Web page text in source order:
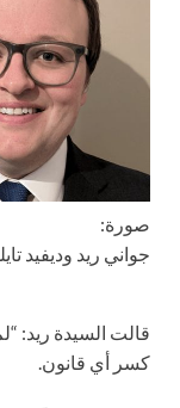
صورة:
جواني ريد وديفيد
قالت السيدة ريد:
كسر أي قانون.